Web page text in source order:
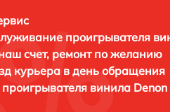
проигрывателя
счет, ремонт по желанию
курьера в день обращения
проигрывателя винила